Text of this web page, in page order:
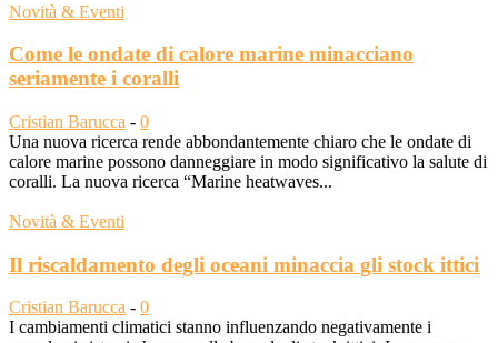
Novità & Eventi
Come le ondate di calore marine minacciano
seriamente i coralli
Cristian Barucca - 0
Una nuova ricerca rende abbondantemente chiaro che le ondate di
calore marine possono danneggiare in modo significativo la salute di
coralli. La nuova ricerca “Marine heatwaves...
Novità & Eventi
Il riscaldamento degli oceani minaccia gli stock ittici
Cristian Barucca - 0
I cambiamenti climatici stanno influenzando negativamente i